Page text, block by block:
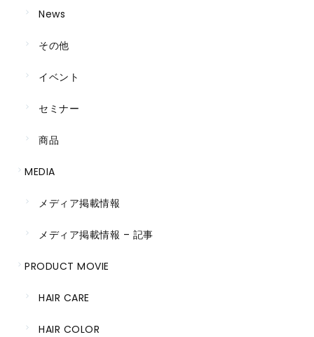
News
その他
イベント
セミナー
商品
MEDIA
メディア掲載情報
メディア掲載情報 – 記事
PRODUCT MOVIE
HAIR CARE
HAIR COLOR